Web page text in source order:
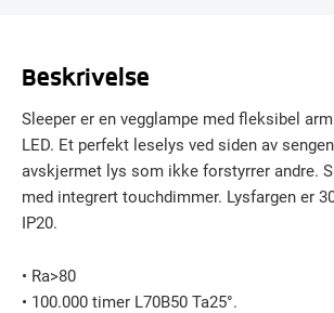
Beskrivelse
Sleeper er en vegglampe med fleksibel
LED. Et perfekt leselys ved siden av
avskjermet lys som ikke forstyrrer andre.
med integrert touchdimmer. Lysfargen er
IP20.
• Ra>80
• 100.000 timer L70B50 Ta25°.